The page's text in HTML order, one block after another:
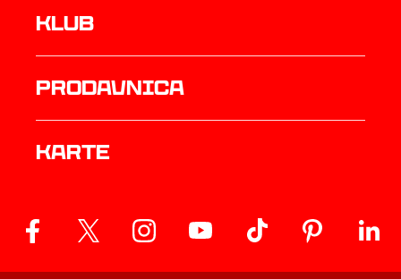
Klub
prodavnica
Karte